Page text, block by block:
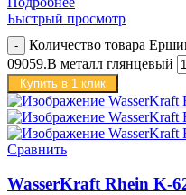
Быстрый просмотр
Количество товара
09059.B металл глянцевый
Купить в 1 клик
Сравнить
WasserKraft Rhein K-